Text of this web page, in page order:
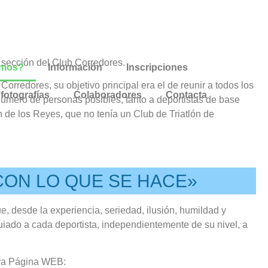
Información Inscripciones
Colaboradores Contacta
del Club Corredores.
su objetivo principal era el de reunir a todos los
de personas posibles, tanto a deportistas de base
los Reyes, que no tenía un Club de Triatlón de
LO QUE SE HACE»
desde la experiencia, seriedad, ilusión, humildad y
a cada deportista, independientemente de su nivel, a
Página WEB: